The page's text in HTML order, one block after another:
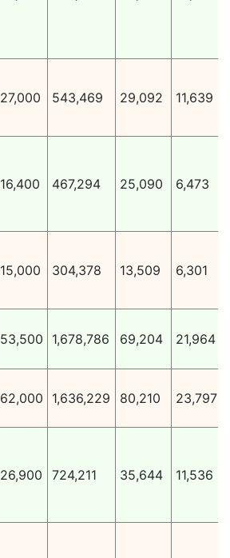
27,000 543,469 29,092 11,639
16,400 467,294 25,090 6,473
15,000 304,378 13,509 6,301
53,500 1,678,786 69,204 21,964
62,000 1,636,229 80,210 23,797
26,900 724,211 35,644 11,536